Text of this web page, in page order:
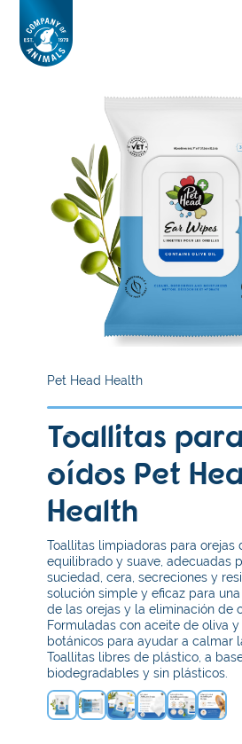
Pet Head Health
Toallitas
oídos Pet
Health
Toallitas limpiadoras para orejas
equilibrado y suave, adecuadas
suciedad, cera, secreciones y
solución simple y eficaz para
de las orejas y la eliminación de
Formuladas con aceite de oliva
botánicos para ayudar a calmar
Toallitas libres de plástico, a
biodegradables y sin plásticos.